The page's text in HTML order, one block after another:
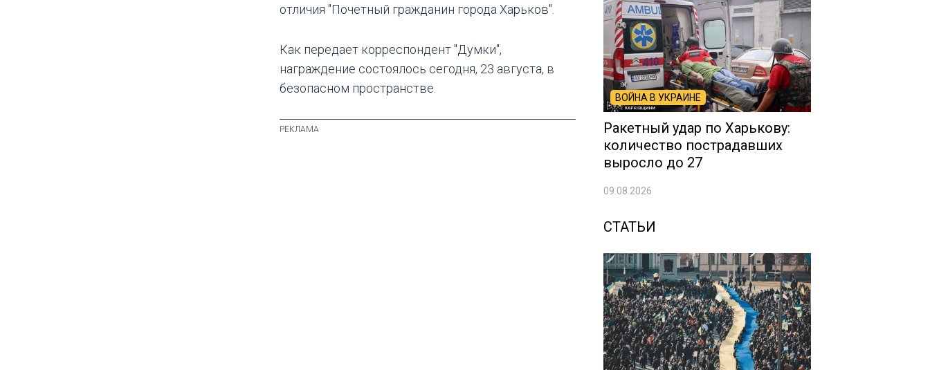
отличия "Почетный гражданин города Харьков".
Как передает корреспондент "Думки",
награждение состоялось сегодня, 23 августа, в
безопасном пространстве.
ВОЙНА В УКРАИНЕ
Ракетный удар по Харькову:
количество пострадавших
выросло до 27
09.08.2026
СТАТЬИ